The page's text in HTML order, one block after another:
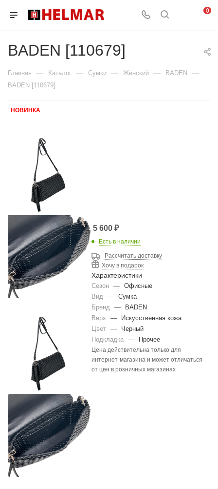
0
BADEN [110679]
Главная — Каталог — Сумки — Женский — BADEN —
BADEN [110679]
НОВИНКА
5 600₽
Есть в наличии
Рассчитать доставку
Хочу в подарок
Характеристики
Сезон —
Офисные
Вид
—
Сумка
Бренд
—
BADEN
Верх
—
Искусственная кожа
Цвет —
Черный
Подкладка — Прочее
Цена действительна только для
интернет-магазина и может отличаться
от цен в розничных магазинах